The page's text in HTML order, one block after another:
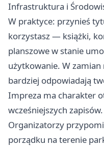
Infrastruktura i
W praktyce: przynieś
korzystasz — książki,
planszowe w stanie
użytkowanie. W
bardziej odpowiadają
Impreza ma charakter
wcześniejszych zapisów.
Organizatorzy
porządku na terenie